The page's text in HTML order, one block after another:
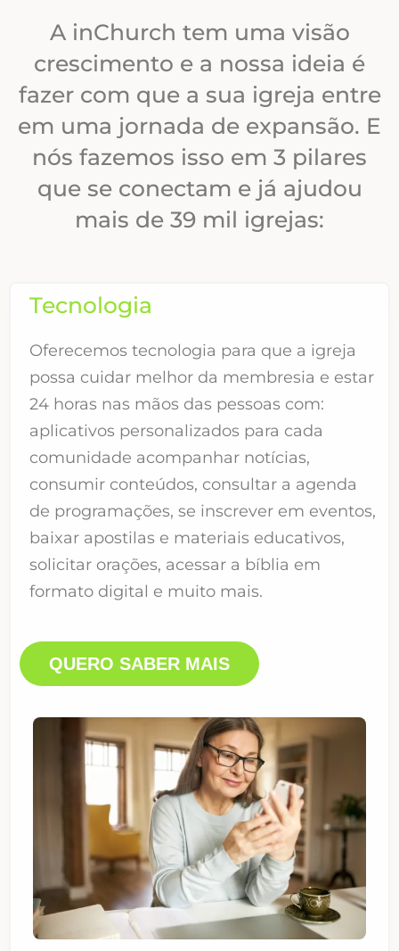
A inChurch tem uma visão
crescimento e a nossa ideia é
fazer com que a sua igreja entre
em uma jornada de expansão. E
nós fazemos isso em 3 pilares
que se conectam e já ajudou
mais de 39 mil igrejas:
Tecnologia
Oferecemos tecnologia para que a igreja
possa cuidar melhor da membresia e estar
24 horas nas mãos das pessoas com:
aplicativos personalizados para cada
comunidade acompanhar notícias,
consumir conteúdos, consultar a agenda
de programações, se inscrever em eventos,
baixar apostilas e materiais educativos,
solicitar orações, acessar a bíblia em
formato digital e muito mais.
QUERO SABER MAIS